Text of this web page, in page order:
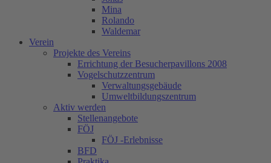
Mina
Rolando
Waldemar
Verein
Projekte des Vereins
Errichtung der Besucherpavillons 2008
Vogelschutzzentrum
Verwaltungsgebäude
Umweltbildungszentrum
Aktiv werden
Stellenangebote
FÖJ
FÖJ -Erlebnisse
BFD